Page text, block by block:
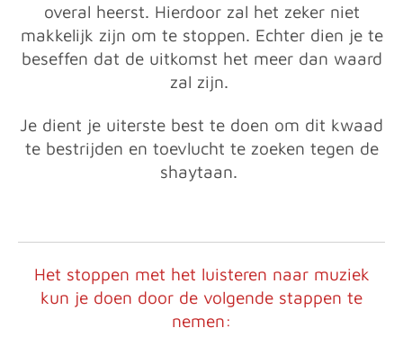
overal heerst. Hierdoor zal het zeker niet
makkelijk zijn om te stoppen. Echter dien je te
beseffen dat de uitkomst het meer dan waard
zal zijn.
Je dient je uiterste best te doen om dit kwaad
te bestrijden en toevlucht te zoeken tegen de
shaytaan.
Het stoppen met het luisteren naar muziek
kun je doen door de volgende stappen te
nemen: